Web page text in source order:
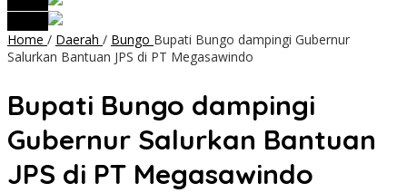
Home / Daerah / Bungo Bupati Bungo dampingi Gubernur
Salurkan Bantuan JPS di PT Megasawindo
Bupati Bungo dampingi
Gubernur Salurkan Bantuan
JPS di PT Megasawindo